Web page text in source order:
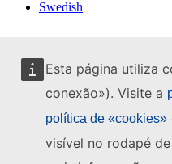
Esta página utiliza
conexão»). Visite a
política de «cookies»
visível no rodapé
Swedish